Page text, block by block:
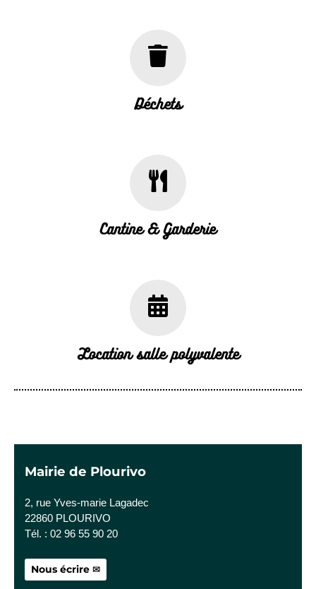
Déchets
Cantine & Garderie
Location salle polyvalente
Mairie de Plourivo
2, rue Yves-marie Lagadec
22860 PLOURIVO
Tél. : 02 96 55 90 20
Nous écrire